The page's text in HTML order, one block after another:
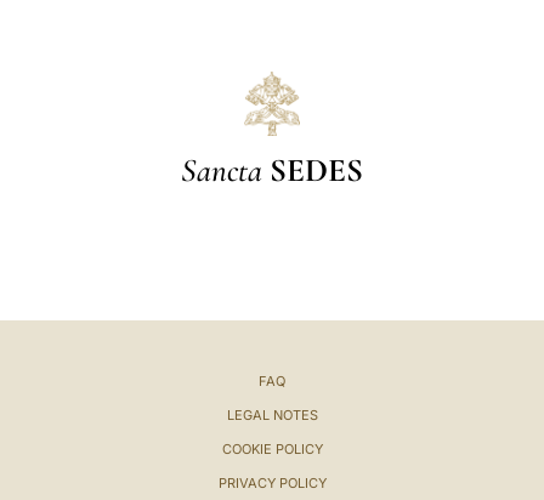
Sancta SEDES
FAQ
LEGAL NOTES
COOKIE POLICY
PRIVACY POLICY